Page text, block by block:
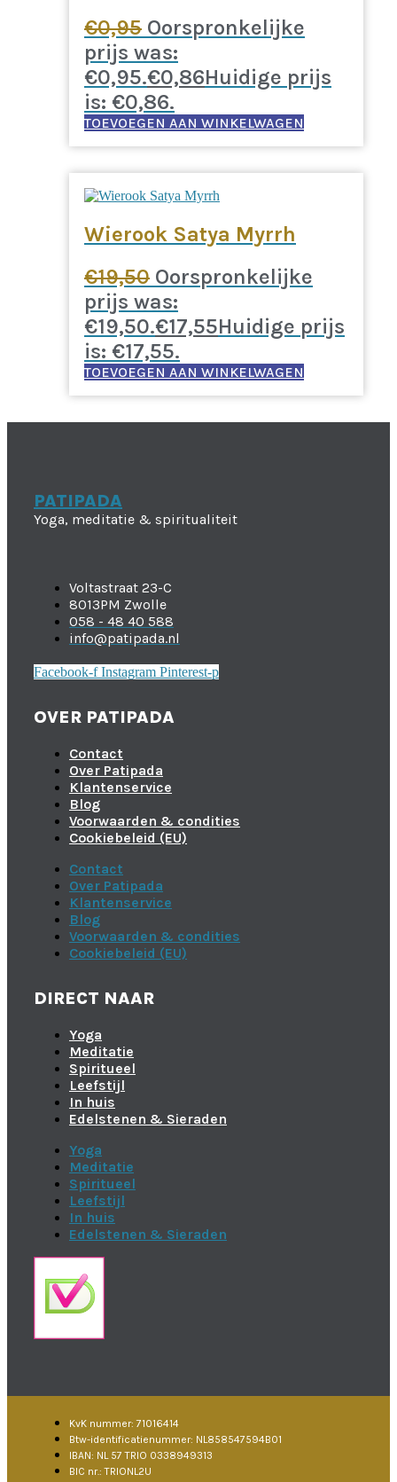
€0,95 Oorspronkelijke
prijs was:
€0,95.€0,86Huidige prijs
is: €0,86.
TOEVOEGEN AAN WINKELWAGEN
Wierook Satya Myrrh
€19,50 Oorspronkelijke
prijs was:
€19,50.€17,55Huidige prijs
is: €17,55.
TOEVOEGEN AAN WINKELWAGEN
PATIPADA
Yoga, meditatie & spiritualiteit
Voltastraat 23-C
8013PM Zwolle
058 - 48 40 588
info@patipada.nl
Facebook-f Instagram Pinterest-p
OVER PATIPADA
Contact
Over Patipada
Klantenservice
Blog
Voorwaarden & condities
Cookiebeleid (EU)
Contact
Over Patipada
Klantenservice
Blog
Voorwaarden & condities
Cookiebeleid (EU)
DIRECT NAAR
Yoga
Meditatie
Spiritueel
Leefstijl
In huis
Edelstenen & Sieraden
Yoga
Meditatie
Spiritueel
Leefstijl
In huis
Edelstenen & Sieraden
KvK nummer: 71016414
Btw-identificatienummer: NL858547594B01
IBAN: NL 57 TRIO 0338949313
BIC nr.: TRIONL2U